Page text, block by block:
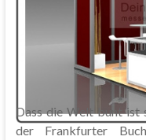
Dass die Welt bunt ist
der Frankfurter